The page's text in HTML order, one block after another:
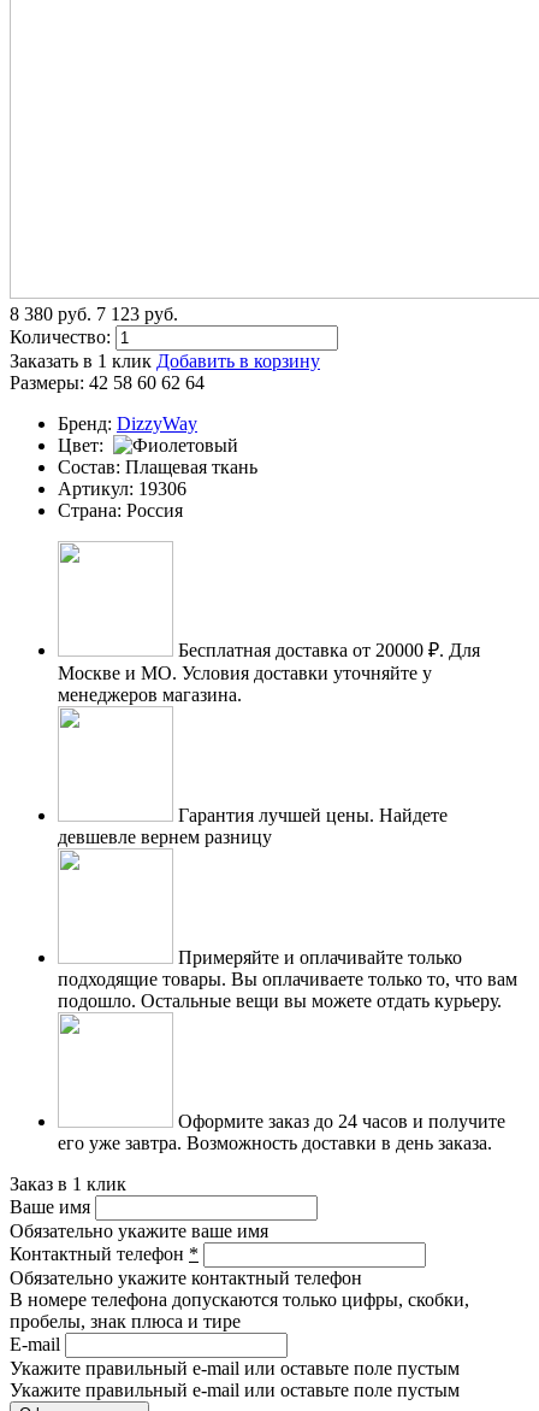
8 380 pуб. 7 123 pуб.
Количество:
Заказать в 1 клик Добавить в корзину
Размеры: 42 58 60 62 64
Бренд: DizzyWay
Цвет:
Состав: Плащевая ткань
Артикул: 19306
Страна: Россия
Бесплатная доставка от 20000 ₽. Для
Москве и МО. Условия доставки уточняйте у
менеджеров магазина.
Гарантия лучшей цены. Найдете
девшевле вернем разницу
Примеряйте и оплачивайте только
подходящие товары. Вы оплачиваете только то, что вам
подошло. Остальные вещи вы можете отдать курьеру.
Оформите заказ до 24 часов и получите
его уже завтра. Возможность доставки в день заказа.
Заказ в 1 клик
Ваше имя
Обязательно укажите ваше имя
Контактный телефон *
Обязательно укажите контактный телефон
В номере телефона допускаются только цифры, скобки,
пробелы, знак плюса и тире
E-mail
Укажите правильный e-mail или оставьте поле пустым
Укажите правильный e-mail или оставьте поле пустым